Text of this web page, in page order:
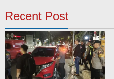
Recent Post